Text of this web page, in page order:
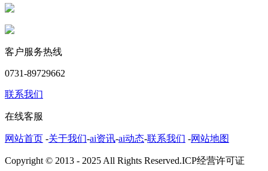
客户服务热线
0731-89729662
联系我们
在线客服
网站首页 -关于我们-ai资讯-ai动态-联系我们 -网站地图
Copyright © 2013 - 2025 All Rights Reserved.ICP经营许可证